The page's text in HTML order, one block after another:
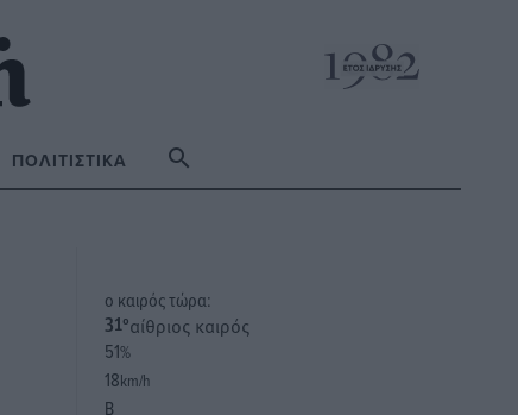
ΠΟΛΙΤΙΣΤΙΚΆ
o καιρός τώρα:
31°αίθριος καιρός
51%
18km/h
Β